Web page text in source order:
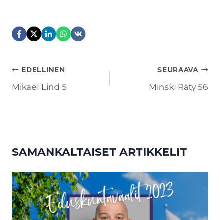
ARTIKKELIEN
SELAUS
EDELLINEN
Mikael Lind 5
SEURAAVA
Minski Räty 56
SAMANKALTAISET ARTIKKELIT